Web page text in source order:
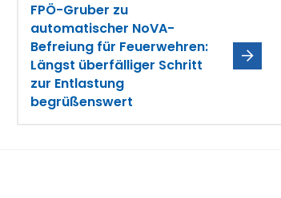
FPÖ-Gruber zu
automatischer NoVA-
Befreiung für Feuerwehren:
Längst überfälliger Schritt
zur Entlastung
begrüßenswert